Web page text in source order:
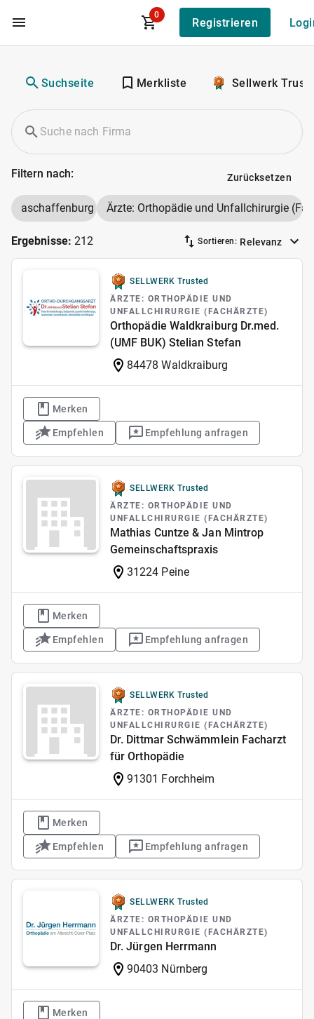
Zum Hauptinhalt
0
Registrieren
Suchseite Merkliste Sellwerk
Filtern nach: Zurücksetzen
aschaffenburg Ärzte: Orthopädie und Unfallchirurgie
Ergebnisse: 212 Sortieren: Relevanz
SELLWERK Trusted
ÄRZTE: ORTHOPÄDIE UND
UNFALLCHIRURGIE (FACHÄRZTE)
Orthopädie Waldkraiburg Dr.med.
(UMF BUK) Stelian Stefan
84478 Waldkraiburg
Merken
Empfehlen Empfehlung anfragen
SELLWERK Trusted
ÄRZTE: ORTHOPÄDIE UND
UNFALLCHIRURGIE (FACHÄRZTE)
Mathias Cuntze & Jan Mintrop
Gemeinschaftspraxis
31224 Peine
Merken
Empfehlen Empfehlung anfragen
SELLWERK Trusted
ÄRZTE: ORTHOPÄDIE UND
UNFALLCHIRURGIE (FACHÄRZTE)
Dr. Dittmar Schwämmlein Facharzt
für Orthopädie
91301 Forchheim
Merken
Empfehlen Empfehlung anfragen
SELLWERK Trusted
ÄRZTE: ORTHOPÄDIE UND
UNFALLCHIRURGIE (FACHÄRZTE)
Dr. Jürgen Herrmann
90403 Nürnberg
Merken